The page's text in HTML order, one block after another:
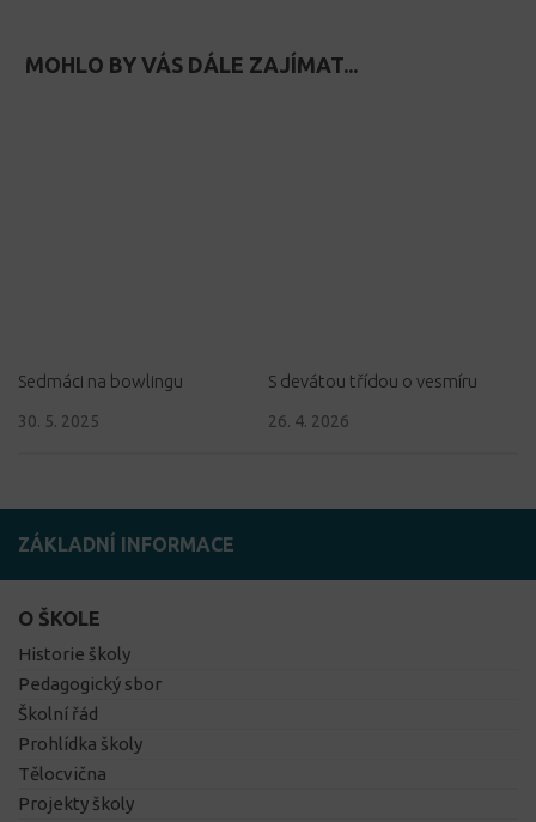
MOHLO BY VÁS DÁLE ZAJÍMAT...
Sedmáci na bowlingu
30. 5. 2025
S devátou třídou o vesmíru
26. 4. 2026
ZÁKLADNÍ INFORMACE
O ŠKOLE
Historie školy
Pedagogický sbor
Školní řád
Prohlídka školy
Tělocvična
Projekty školy